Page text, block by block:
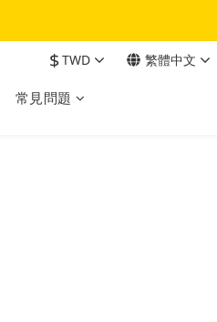
$TWD 繁體中文
常見問題